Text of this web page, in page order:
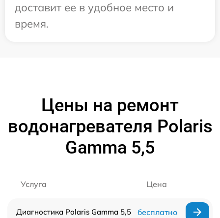
доставит ее в удобное место и
время.
Цены на ремонт
водонагревателя Polaris
Gamma 5,5
Услуга Цена
Диагностика Polaris Gamma 5,5 бесплатно